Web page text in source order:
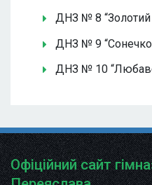
ДНЗ № 8
ДНЗ № 9
ДНЗ № 10
Офіційний сайт